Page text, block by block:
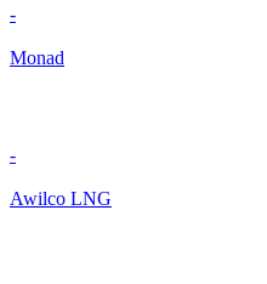
-
Monad
-
Awilco LNG